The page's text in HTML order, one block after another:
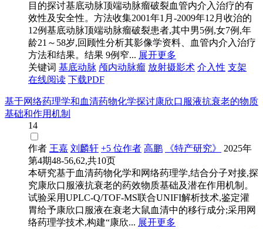
目的探讨基底动脉顶端动脉瘤破裂血管内介入治疗的有
效性及安全性。方法收集2001年1月-2009年12月收治的
12例基底动脉顶端动脉瘤破裂患者,其中男5例,女7例,年
龄21～58岁,回顾性分析其影像学资料、血管内介入治疗
方法和结果。结果 9例窄... 展开更多
关键词 基底动脉 颅内动脉瘤 放射摄影术 介入性 支架
在线阅读 下载PDF
基于网络药理学和血清药物化学探讨康欣口服液抗衰老的物质
基础和作用机制
14
作者 王嘉 刘麟轩 +5 位作者 高鹏 《特产研究》
2025年
第4期48-56,62,共10页
本研究基于血清药物化学和网络药理学,结合分子对接,探
究康欣口服液抗衰老的药效物质基础及潜在作用机制。
试验采用UPLC-Q/TOF-MS联合UNIFI解析技术,鉴定灌
胃给予康欣口服液在衰老大鼠血清中的移行成分;采用网
络药理学技术,构建“康欣... 展开更多